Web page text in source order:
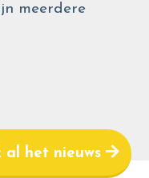
meerdere
al het nieuws